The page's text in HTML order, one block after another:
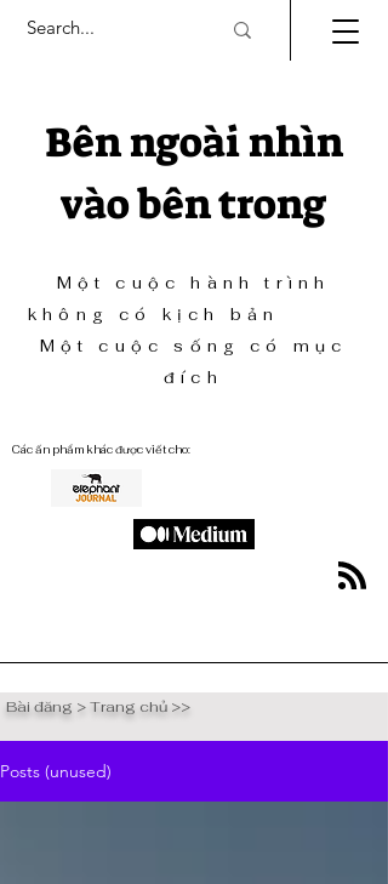
Một cuộc hành trình
không có kịch bản
Một cuộc sống có mục
đích
Bên ngoài nhìn
vào bên trong
Các ấn phẩm khác được viết cho:
Bài đăng > Trang chủ >>
Posts (unused)